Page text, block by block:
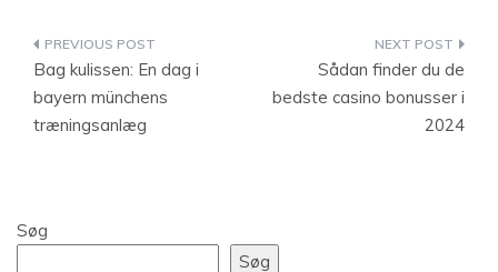
Indlægsnavigation
Bag kulissen: En dag i
bayern münchens
træningsanlæg
Sådan finder du de
bedste casino bonusser i
2024
Søg
Søg